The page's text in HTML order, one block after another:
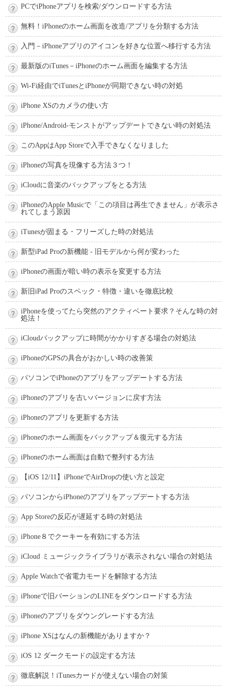
PCでiPhoneアプリを検索/ダウンロードする方法
無料！iPhoneのホーム画面を改造/アプリを分類する方法
入門－iPhoneアプリのアイコンを好きな位置へ移行する方法
最新版のiTunes－iPhoneのホーム画面を編集する方法
Wi-Fi経由でiTunesとiPhoneが同期できない時の対処
iPhone XSのカメラの使い方
iPhone/Android-モンストがアップデートできない時の対処法
このAppはApp Storeで入手できなくなりました
iPhoneの写真を現像する方法３つ！
iCloudに音楽のバックアップをとる方法
iPhoneのApple Musicで「この項目は再生できません」が表示さ
れてしまう原因
iTunesが固まる・フリーズした時の対処法
新型iPad Proの新機能 - 旧モデルから何が変わった
iPhoneの画面が暗い時の表示を変更する方法
新旧iPad Proのスペック・特徴・違いを徹底比較
iPhoneを使ってたら突然のアクティベート要求？そんな時の対
処法！
iCloudバックアップに時間がかかりすぎる場合の対処法
iPhoneのGPSの具合がおかしい時の改善策
パソコンでiPhoneのアプリをアップデートする方法
iPhoneのアプリを古いバージョンに戻す方法
iPhoneのアプリを更新する方法
iPhoneのホーム画面をバックアップ＆復元する方法
iPhoneのホーム画面は自動で整列する方法
【iOS 12/11】iPhoneでAirDropの使い方と設定
パソコンからiPhoneのアプリをアップデートする方法
App Storeの反応が遅延する時の対処法
iPhone８でクーキーを有効にする方法
iCloud ミュージックライブラリが表示されない場合の対処法
Apple Watchで省電力モードを解除する方法
iPhoneで旧バーションのLINEをダウンロードする方法
iPhoneのアプリをダウングレードする方法
iPhone XSはなんの新機能がありますか？
iOS 12 ダークモードの設定する方法
徹底解説！iTunesカードが使えない場合の対策